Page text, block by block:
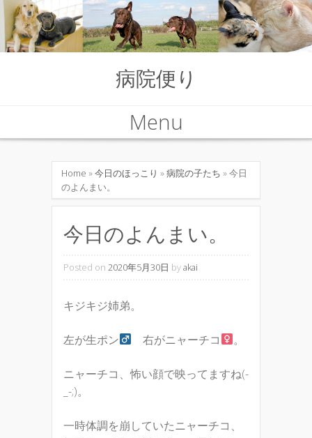
病院便り
Menu
Home »今日のほっこり »病院の子たち » 今日
のよんまい。
今日のよんまい。
Posted on 2020年5月30日 byakai
キジキジ姉弟。
左が生ポン 右がニャーチコ 。
ニャーチコ、怖い顔で映ってますね(-
_-;)。
一時体調を崩していたニャーチコ、